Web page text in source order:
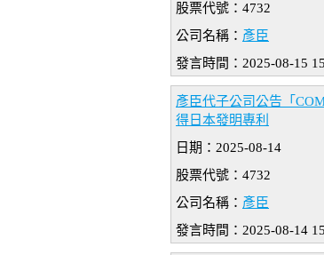
股票代號：4732
公司名稱： 彥臣
發言時間：2025-08-15
彥臣代子公司公告「
得日本發明專利
日期：2025-08-14
股票代號：4732
公司名稱： 彥臣
發言時間：2025-08-14